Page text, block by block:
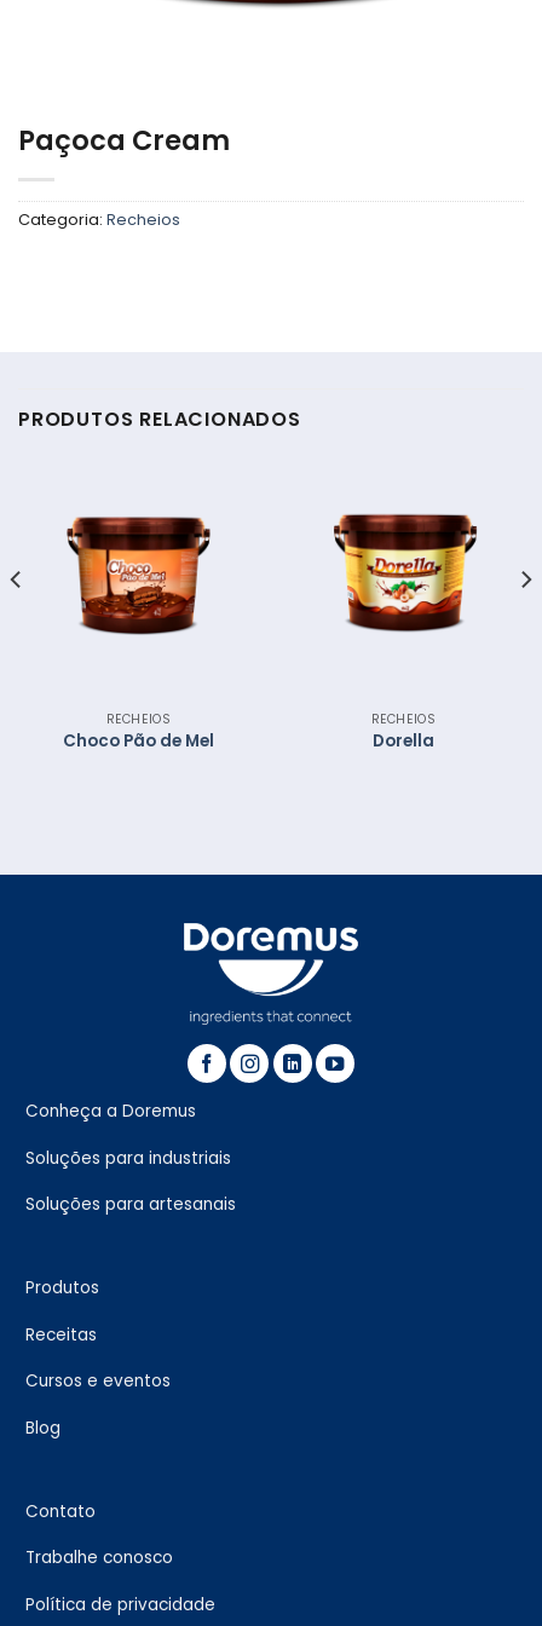
Paçoca Cream
Categoria: Recheios
PRODUTOS RELACIONADOS
RECHEIOS
Choco Pão de Mel
RECHEIOS
Dorella
Conheça a Doremus
Soluções para industriais
Soluções para artesanais
Produtos
Receitas
Cursos e eventos
Blog
Contato
Trabalhe conosco
Política de privacidade